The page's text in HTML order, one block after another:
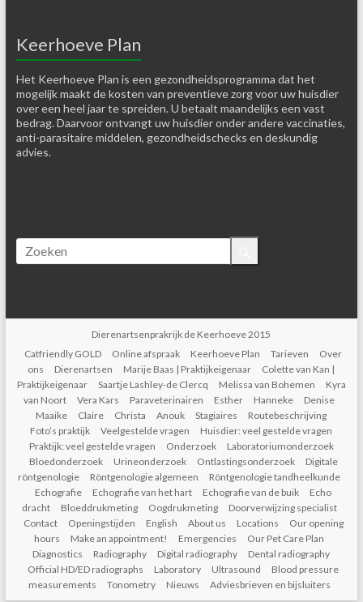
Keerhoeve Plan
Het Keerhoeve Plan is een gezondheidsprogramma dat het
mogelijk maakt de kosten van preventieve zorg voor uw huisdier
over een heel jaar te spreiden. U betaalt maandelijks een vast
bedrag. Daarvoor ontvangt uw huisdier onder andere vaccinaties,
anti-parasitaire middelen, gezondheidschecks en deskundig
advies.
Dierenartsenprakrijk de Keerhoeve 2015
Catfriendly GOLD
Online afspraak Keerhoeve Plan Tarieven
Over
ons
Dierenartsen Marije Baas | Praktijkeigenaar
Colette van Kan |
Praktijkeigenaar
Saartje Lashley-de Clercq Melissa van Bohemen
Kyra
van Noort
Vera Kars Paraveterinairen Esther Hanneke
Denise
Maaike
Claire Christa Anouk Stagiaires
Routebeschrijving
Foto’s praktijk
Veelgestelde vragen
Huisdier: veel gestelde vragen
Praktijk: veel gestelde vragen
Onderzoek
Laboratoriumonderzoek
Bloedonderzoek
Urineonderzoek Ontlastingsonderzoek
Digitale
röntgenologie
Röntgenologie algemeen
Röntgenologie tandheelkunde
Echografie
Echografie van het hart Echografie van de buik
Echo
dracht
Bloeddrukmeting Oogdrukmeting
Doorverwijzing specialist
Contact
Openingstijden English About us Locations
Our opening
hours
Make an appointment! Emergencies
Our Pet Care Plan
Diagnostics
Radiography Digital radiography
Dental radiography
Official HD/ED radiographs
Laboratory Ultrasound
Blood pressure
measurements
Tonometry Nieuws Adviesbrieven en bijsluiters